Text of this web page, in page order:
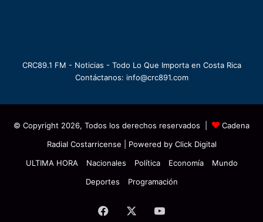
CRC89.1 FM - Noticias - Todo Lo Que Importa en Costa Rica
Contáctanos: info@crc891.com
© Copyright 2026, Todos los derechos reservados |
Cadena
Radial Costarricense | Powered by Click Digital
ULTIMA HORA
Nacionales Política Economía
Mundo
Deportes
Programación
Facebook YouTube